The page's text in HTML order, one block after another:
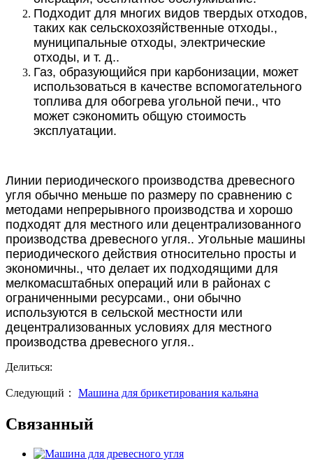
Подходит для многих видов твердых отходов,
таких как сельскохозяйственные отходы.,
муниципальные отходы, электрические
отходы, и т. д..
Газ, образующийся при карбонизации, может
использоваться в качестве вспомогательного
топлива для обогрева угольной печи., что
может сэкономить общую стоимость
эксплуатации.
Линии периодического производства древесного
угля обычно меньше по размеру по сравнению с
методами непрерывного производства и хорошо
подходят для местного или децентрализованного
производства древесного угля.. Угольные машины
периодического действия относительно просты и
экономичны., что делает их подходящими для
мелкомасштабных операций или в районах с
ограниченными ресурсами., они обычно
используются в сельской местности или
децентрализованных условиях для местного
производства древесного угля..
Делиться:
Следующий： Машина для брикетирования кальяна
Связанный